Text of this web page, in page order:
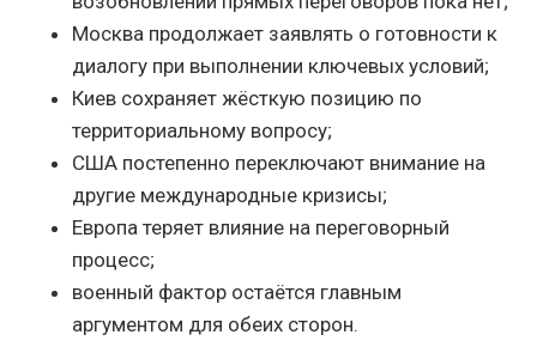
Москва продолжает заявлять о готовности к
диалогу при выполнении ключевых условий;
Киев сохраняет жёсткую позицию по
территориальному вопросу;
США постепенно переключают внимание на
другие международные кризисы;
Европа теряет влияние на переговорный
процесс;
военный фактор остаётся главным
аргументом для обеих сторон.